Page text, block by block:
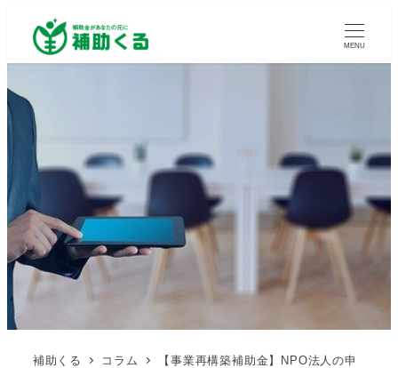
MENU
補助くる コラム
【事業再構築補助金】NPO法人の申